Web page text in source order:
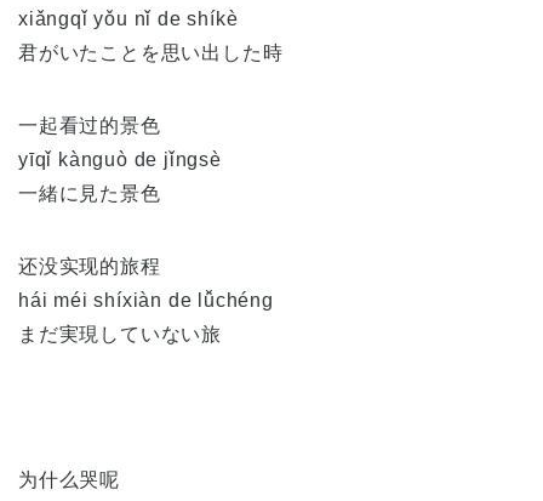
xiǎngqǐ yǒu nǐ de shíkè
君がいたことを思い出した時
一起看过的景色
yīqǐ kànguò de jǐngsè
一緒に見た景色
还没实现的旅程
hái méi shíxiàn de lǚchéng
まだ実現していない旅
为什么哭呢